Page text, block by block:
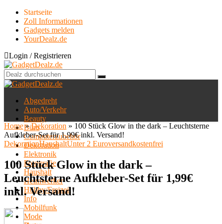
Startseite
Zoll Informationen
Gadgets melden
YourDealz.de
Login / Registrieren
Abgedreht
Auto/Verkehr
Beauty
Büro
Computerzubehör
Dekoration
Elektronik
Fotografie
Haushalt
Heimwerker
Hobby/Freizeit
Info
Mobilfunk
Mode
Home»Dekoration » 100 Stück Glow in the dark – Leuchtsterne
Aufkleber-Set für 1,99€ inkl. Versand!
DekorationHaushaltUnter 2 Euroversandkostenfrei
100 Stück Glow in the dark –
Leuchtsterne Aufkleber-Set für 1,99€
inkl. Versand!